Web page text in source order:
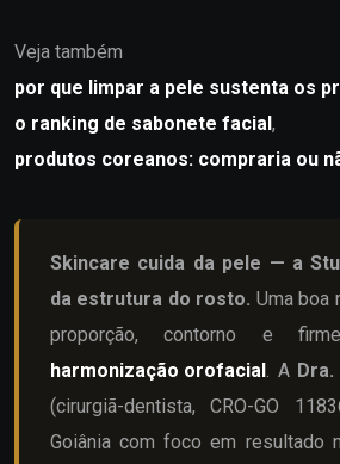
Veja também
por que limpar a pele sustenta os
o ranking de sabonete facial,
produtos coreanos: compraria ou
Skincare cuida da pele — a
da estrutura do rosto. Uma boa
proporção, contorno e
harmonização orofacial . A
(cirurgiã-dentista, CRO-GO
Goiânia com foco em resultado